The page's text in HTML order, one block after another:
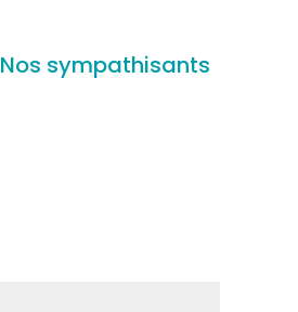
Nos sympathisants